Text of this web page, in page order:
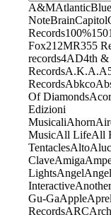
A&MAtlanticBlue
NoteBrainCapitol
Records100%
Fox21 2MR355
records4AD4th &
RecordsA.K.A.
RecordsAbkco
Of Diamonds
Edizioni
MusicaliAhorn
MusicAll LifeAll
TentaclesAlto
ClaveAmiga
LightsAngel
InteractiveAnother
Gu-GaApple
RecordsARC